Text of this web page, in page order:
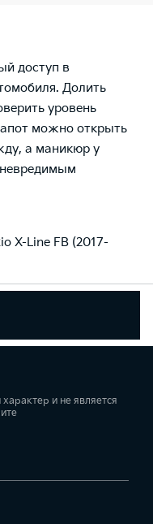
доступ в
Долить
уровень
можно открыть
а маникюр у
X-Line FB (2017-
и не является